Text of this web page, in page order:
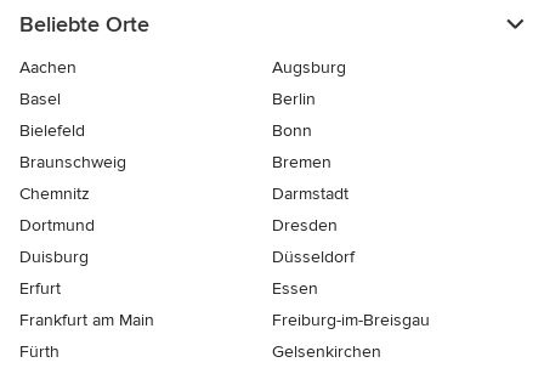
Beliebte Orte
Aachen
Augsburg
Basel
Berlin
Bielefeld
Bonn
Braunschweig
Bremen
Chemnitz
Darmstadt
Dortmund
Dresden
Duisburg
Düsseldorf
Erfurt
Essen
Frankfurt am Main
Freiburg-im-Breisgau
Fürth
Gelsenkirchen